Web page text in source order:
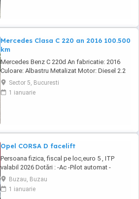
Mercedes Clasa C 220 an 2016 100.500
km
Mercedes Benz C 220d An fabricatie: 2016
Culoare: Albastru Metalizat Motor: Diesel 2.2
Cutie: Automata Putere: 170 CP Transmisie:
Spate Km: 100.500. Scaune: PIELE. Scaune
fata incalzite. Faruri : LED Climatronic 2 zone
Sector 5, Bucuresti
1 ianuarie
Opel CORSA D facelift
Persoana fizica, fiscal pe loc,euro 5 , ITP
valabil 2026 Dotări : -Ac -Pilot automat -
Comenzi volan -Day light -Shift assistance -
Volan reglabil -Oglinzi electrice -Senzori
parcare -Inchidere centralizata -Iso fyx scaune
Buzau, Buzau
1 ianuarie